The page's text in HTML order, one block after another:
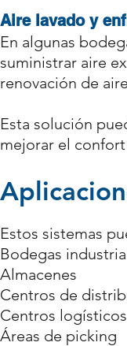
Aire lavado y
En algunas
suministrar aire
renovación de
Esta solución
mejorar el
Estos sistemas
Bodegas
Almacenes
Centros de
Centros logísticos
Áreas de picking